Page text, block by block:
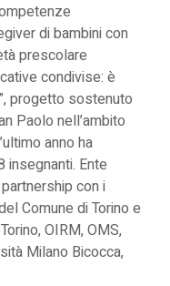
di bambini con
prescolare
condivise: è
”, progetto sostenuto
Paolo nell’ambito
anno ha
Ente
con i
Comune di Torino e
OIRM, OMS,
Milano Bicocca,